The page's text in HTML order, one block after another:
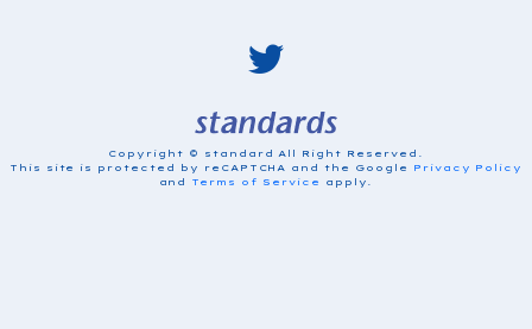
Copyright © standard All Right Reserved.
This site is protected by reCAPTCHA and the Google
Privacy Policy
and Terms of Service apply.